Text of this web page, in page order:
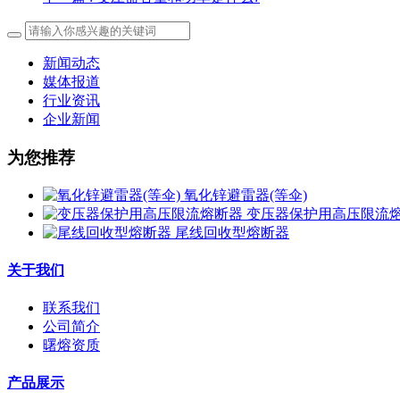
新闻动态
媒体报道
行业资讯
企业新闻
为您推荐
氧化锌避雷器(等伞)
变压器保护用高压限流
尾线回收型熔断器
关于我们
联系我们
公司简介
曙熔资质
产品展示